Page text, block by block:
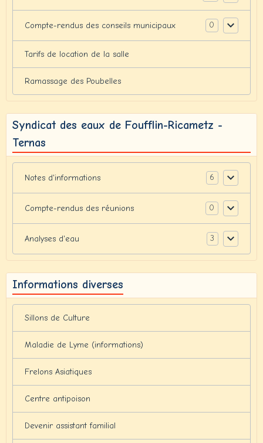
Compte-rendus des conseils municipaux 0
Tarifs de location de la salle
Ramassage des Poubelles
Syndicat des eaux de Foufflin-Ricametz -
Ternas
Notes d'informations 6
Compte-rendus des réunions 0
Analyses d'eau 3
Informations diverses
Sillons de Culture
Maladie de Lyme (informations)
Frelons Asiatiques
Centre antipoison
Devenir assistant familial